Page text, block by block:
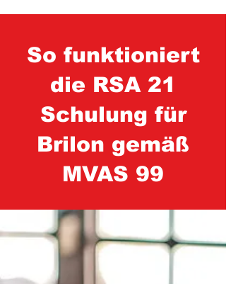
So funktioniert
die RSA 21
Schulung für
Brilon gemäß
MVAS 99